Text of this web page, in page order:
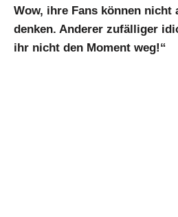
Wow, ihre Fans können nicht
denken. Anderer zufälliger
ihr nicht den Moment weg!“